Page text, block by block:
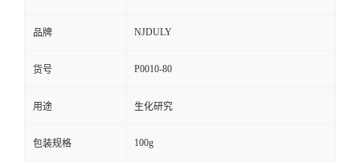
品牌 NJDULY
货号 P0010-80
用途 生化研究
包装规格 100g